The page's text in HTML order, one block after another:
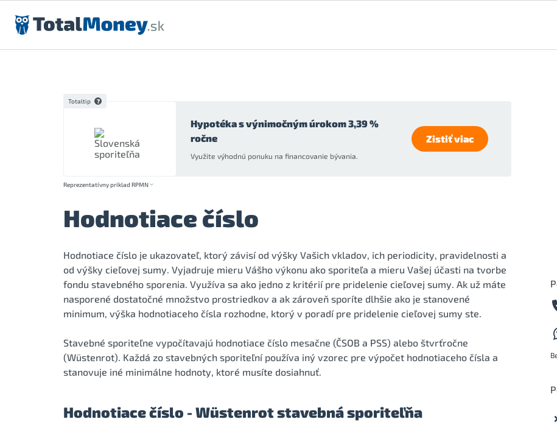
Preskočiť na obsah
Totaltip
Hypotéka s výnimočným úrokom 3,39 %
ročne
Využite výhodnú ponuku na financovanie bývania.
Zistiť viac
Reprezentatívny príklad RPMN
Hodnotiace číslo
Hodnotiace číslo je ukazovateľ, ktorý závisí od výšky Vašich vkladov, ich periodicity, pravidelnosti a
od výšky cieľovej sumy. Vyjadruje mieru Vášho výkonu ako sporiteľa a mieru Vašej účasti na tvorbe
fondu stavebného sporenia. Využíva sa ako jedno z kritérií pre pridelenie cieľovej sumy. Ak už máte
nasporené dostatočné množstvo prostriedkov a ak zároveň sporíte dlhšie ako je stanovené
minimum, výška hodnotiaceho čísla rozhodne, ktorý v poradí pre pridelenie cieľovej sumy ste.
Stavebné sporiteľne vypočítavajú hodnotiace číslo mesačne (ČSOB a PSS) alebo štvrťročne
(Wüstenrot). Každá zo stavebných sporiteľní používa iný vzorec pre výpočet hodnotiaceho čísla a
stanovuje iné minimálne hodnoty, ktoré musíte dosiahnuť.
Hodnotiace číslo - Wüstenrot stavebná sporiteľňa